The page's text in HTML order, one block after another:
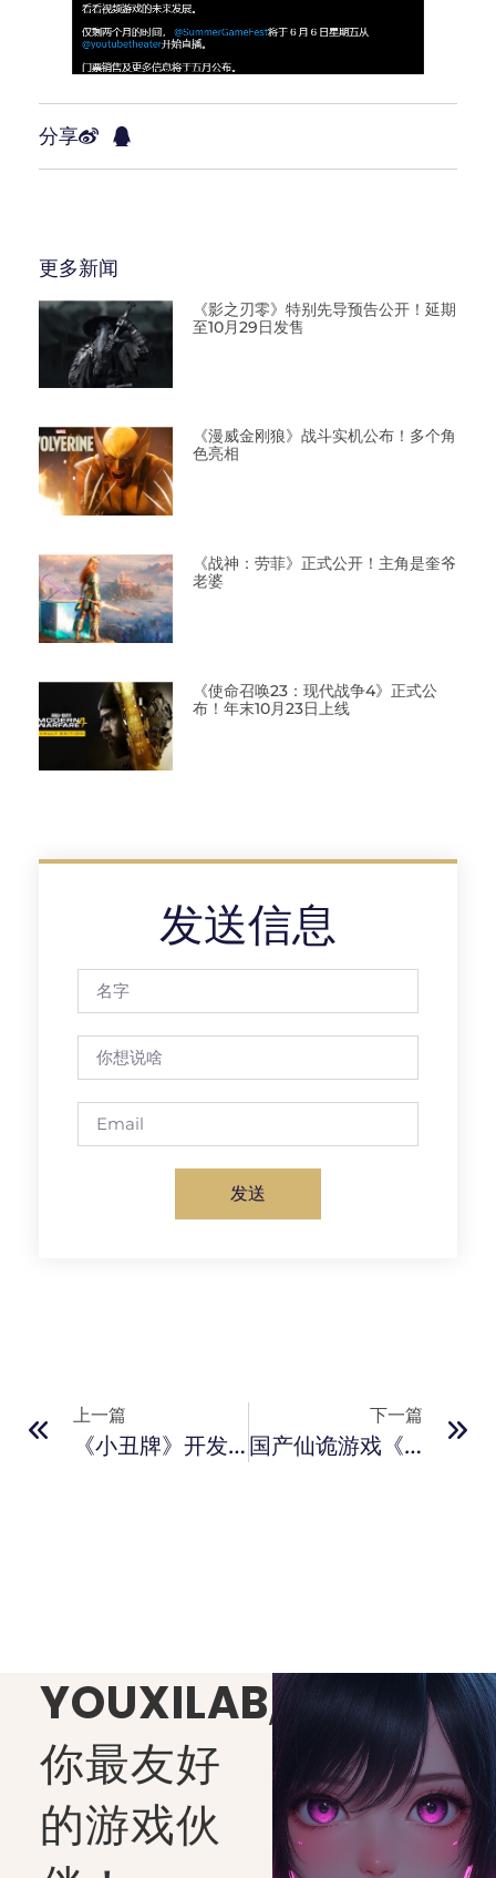
分享
更多新闻
《影之刃零》特别先导预告公开！延期
至10月29日发售
《漫威金刚狼》战斗实机公布！多个角
色亮相
《战神：劳菲》正式公开！主角是奎爷
老婆
《使命召唤23：现代战争4》正式公
布！年末10月23日上线
发送信息
发送
上一篇
《小丑牌》开发者LocalThunk达成全难度制霸 坦言开发阴霾终消散
下一篇
国产仙诡游戏《代号：界》5月16日开启首测
YOUXILAB,
你最友好
的游戏伙